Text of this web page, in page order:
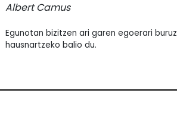
Albert Camus
Egunotan bizitzen ari garen egoerari buruz
hausnartzeko balio du.